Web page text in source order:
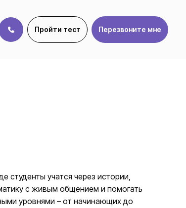
Пройти тест Перезвоните мне
студенты учатся через истории,
с живым общением и помогать
уровнями – от начинающих до